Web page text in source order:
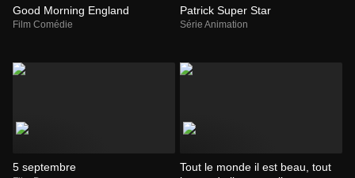
Good Morning England
Film Comédie
Patrick Super Star
Série Animation
5 septembre
Tout le monde il est beau, tout